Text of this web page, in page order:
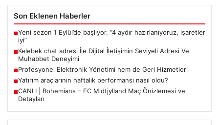
Son Eklenen Haberler
■Yeni sezon 1 Eylül’de başlıyor. “4 aydır hazırlanıyoruz, işaretler
iyi”
■Kelebek chat adresi İle Dijital İletişimin Seviyeli Adresi Ve
Muhabbet Deneyimi
■Profesyonel Elektronik Yönetimi hem de Geri Hizmetleri
■Yatırım araçlarının haftalık performansı nasıl oldu?
■CANLI | Bohemians – FC Midtjylland Maç Önizlemesi ve
Detayları